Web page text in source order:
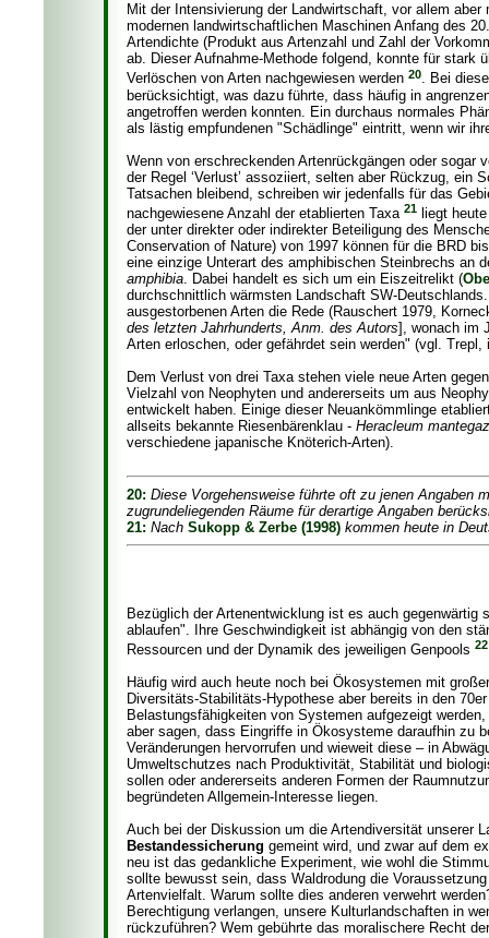
Mit der Intensivierung der Landwirtschaft, vor allem
modernen landwirtschaftlichen Maschinen Anfang des
Artendichte (Produkt aus Artenzahl und Zahl der
ab. Dieser Aufnahme-Methode folgend, konnte für stark
Verlöschen von Arten nachgewiesen werden 20. Bei
berücksichtigt, was dazu führte, dass häufig in
angetroffen werden konnten. Ein durchaus normales
als lästig empfundenen "Schädlinge" eintritt, wenn wir
Wenn von erschreckenden Artenrückgängen oder
der Regel ‘Verlust’ assoziiert, selten aber Rückzug, ein
Tatsachen bleibend, schreiben wir jedenfalls für das
nachgewiesene Anzahl der etablierten Taxa 21 liegt
der unter direkter oder indirekter Beteiligung des
Conservation of Nature) von 1997 können für die BRD
eine einzige Unterart des amphibischen Steinbrechs an
amphibia . Dabei handelt es sich um ein Eiszeitrelikt (
durchschnittlich wärmsten Landschaft SW-
ausgestorbenen Arten die Rede (Rauschert 1979,
des letzten Jahrhunderts, Anm. des Autors], wonach im
Arten erloschen, oder gefährdet sein werden" (vgl.
Dem Verlust von drei Taxa stehen viele neue Arten
Vielzahl von Neophyten und andererseits um aus
entwickelt haben. Einige dieser Neuankömmlinge
allseits bekannte Riesenbärenklau - Heracleum
verschiedene japanische Knöterich-Arten).
20: Diese Vorgehensweise führte oft zu jenen Angaben
zugrundeliegenden Räume für derartige Angaben
21: Nach Sukopp & Zerbe (1998) kommen heute in
Bezüglich der Artenentwicklung ist es auch gegenwärtig
ablaufen". Ihre Geschwindigkeit ist abhängig von den
Ressourcen und der Dynamik des jeweiligen Genpools 22
Häufig wird auch heute noch bei Ökosystemen mit
Diversitäts-Stabilitäts-Hypothese aber bereits in den
Belastungsfähigkeiten von Systemen aufgezeigt
aber sagen, dass Eingriffe in Ökosysteme daraufhin zu
Veränderungen hervorrufen und wieweit diese – in
Umweltschutzes nach Produktivität, Stabilität und
sollen oder andererseits anderen Formen der
begründeten Allgemein-Interesse liegen.
Auch bei der Diskussion um die Artendiversität unserer
Bestandessicherung gemeint wird, und zwar auf dem
neu ist das gedankliche Experiment, wie wohl die
sollte bewusst sein, dass Waldrodung die
Artenvielfalt. Warum sollte dies anderen verwehrt
Berechtigung verlangen, unsere Kulturlandschaften in
rückzuführen? Wem gebührte das moralischere Recht